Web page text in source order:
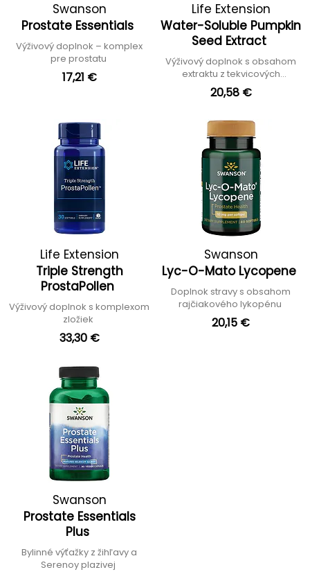
Swanson
Prostate Essentials
Výživový doplnok – komplex
pre prostatu
17,21 €
Life Extension
Water-Soluble Pumpkin
Seed Extract
Výživový doplnok s obsahom
extraktu z tekvicových
semienok
20,58 €
Life Extension
Triple Strength
ProstaPollen
Výživový doplnok s komplexom
zložiek
33,30 €
Swanson
Lyc-O-Mato Lycopene
Doplnok stravy s obsahom
rajčiakového lykopénu
20,15 €
Swanson
Prostate Essentials
Plus
Bylinné výťažky z žihľavy a
Serenoy plazivej